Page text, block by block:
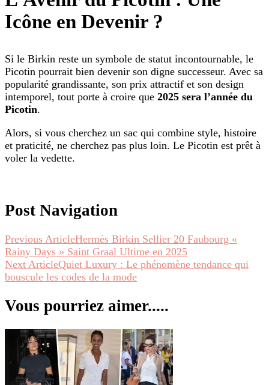
Icône en Devenir ?
Si le Birkin reste un symbole de statut incontournable, le
Picotin pourrait bien devenir son digne successeur. Avec sa
popularité grandissante, son prix attractif et son design
intemporel, tout porte à croire que 2025 sera l’année du
Picotin.
Alors, si vous cherchez un sac qui combine style, histoire
et praticité, ne cherchez pas plus loin. Le Picotin est prêt à
voler la vedette.
Post Navigation
Previous ArticleHermès Birkin Sellier 20 Faubourg «
Rainy Days » Saint Graal Ultime en 2025
Next ArticleQuiet Luxury : Le phénomène tendance qui
bouscule les codes de la mode
Vous pourriez aimer.....